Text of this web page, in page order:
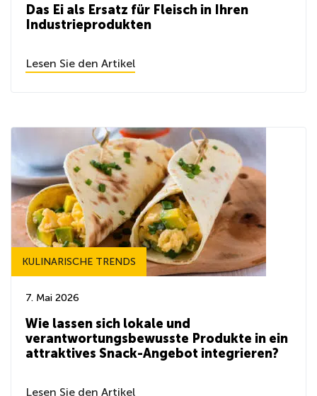
Das Ei als Ersatz für Fleisch in Ihren
Industrieprodukten
Lesen Sie den Artikel
KULINARISCHE TRENDS
7. Mai 2026
Wie lassen sich lokale und
verantwortungsbewusste Produkte in ein
attraktives Snack-Angebot integrieren?
Lesen Sie den Artikel